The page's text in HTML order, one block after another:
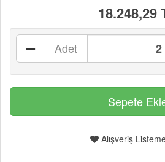
18.248,29
Adet
Alışveriş